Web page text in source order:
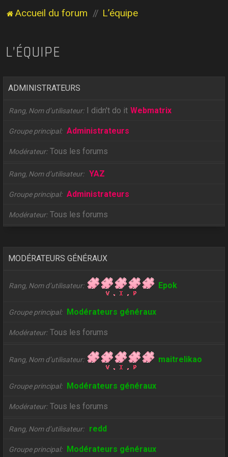
Accueil du forum L’équipe
L’ÉQUIPE
ADMINISTRATEURS
Rang, Nom d’utilisateur I didn't do it Webmatrix
Groupe principal Administrateurs
Modérateur Tous les forums
Rang, Nom d’utilisateur YAZ
Groupe principal Administrateurs
Modérateur Tous les forums
MODÉRATEURS GÉNÉRAUX
Rang, Nom d’utilisateur Epok
Groupe principal Modérateurs généraux
Modérateur Tous les forums
Rang, Nom d’utilisateur maitrelikao
Groupe principal Modérateurs généraux
Modérateur Tous les forums
Rang, Nom d’utilisateur redd
Groupe principal Modérateurs généraux